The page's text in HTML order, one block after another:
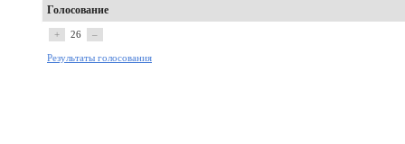
Голосование
+ 26 –
Результаты голосования